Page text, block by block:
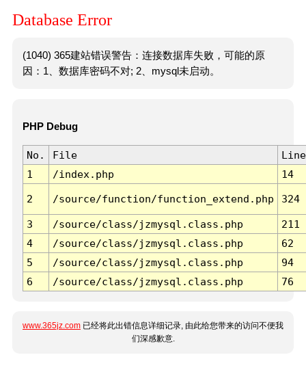
Database Error
(1040) 365建站错误警告：连接数据库失败，可能的原
因：1、数据库密码不对; 2、mysql未启动。
PHP Debug
No. File
Line
1
/index.php 14
2 /source/function/function_extend.php 324
3 /source/class/jzmysql.class.php
211
4
/source/class/jzmysql.class.php
62
5
/source/class/jzmysql.class.php
94
6
/source/class/jzmysql.class.php 76
www.365jz.com 已经将此出错信息详细记录, 由此给您带来的访问不便我
们深感歉意.